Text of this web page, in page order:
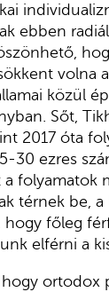
ebben
volna
közül
Sőt,
2017 óta
30 ezres
folyamatok
térnek be,
hogy főleg
elférni a
ortodox